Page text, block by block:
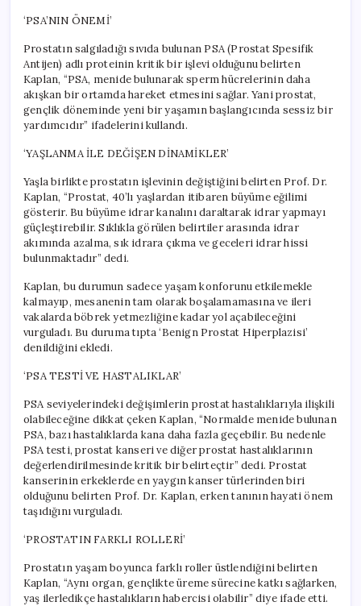
‘PSA’NIN ÖNEMİ’
Prostatın salgıladığı sıvıda bulunan PSA (Prostat Spesifik
Antijen) adlı proteinin kritik bir işlevi olduğunu belirten
Kaplan, “PSA, menide bulunarak sperm hücrelerinin daha
akışkan bir ortamda hareket etmesini sağlar. Yani prostat,
gençlik döneminde yeni bir yaşamın başlangıcında sessiz bir
yardımcıdır” ifadelerini kullandı.
‘YAŞLANMA İLE DEĞİŞEN DİNAMİKLER’
Yaşla birlikte prostatın işlevinin değiştiğini belirten Prof. Dr.
Kaplan, “Prostat, 40’lı yaşlardan itibaren büyüme eğilimi
gösterir. Bu büyüme idrar kanalını daraltarak idrar yapmayı
güçleştirebilir. Sıklıkla görülen belirtiler arasında idrar
akımında azalma, sık idrara çıkma ve geceleri idrar hissi
bulunmaktadır” dedi.
Kaplan, bu durumun sadece yaşam konforunu etkilemekle
kalmayıp, mesanenin tam olarak boşalamamasına ve ileri
vakalarda böbrek yetmezliğine kadar yol açabileceğini
vurguladı. Bu duruma tıpta ‘Benign Prostat Hiperplazisi’
denildiğini ekledi.
‘PSA TESTİ VE HASTALIKLAR’
PSA seviyelerindeki değişimlerin prostat hastalıklarıyla ilişkili
olabileceğine dikkat çeken Kaplan, “Normalde menide bulunan
PSA, bazı hastalıklarda kana daha fazla geçebilir. Bu nedenle
PSA testi, prostat kanseri ve diğer prostat hastalıklarının
değerlendirilmesinde kritik bir belirteçtir” dedi. Prostat
kanserinin erkeklerde en yaygın kanser türlerinden biri
olduğunu belirten Prof. Dr. Kaplan, erken tanının hayati önem
taşıdığını vurguladı.
‘PROSTATIN FARKLI ROLLERİ’
Prostatın yaşam boyunca farklı roller üstlendiğini belirten
Kaplan, “Aynı organ, gençlikte üreme sürecine katkı sağlarken,
yaş ilerledikçe hastalıkların habercisi olabilir” diye ifade etti.